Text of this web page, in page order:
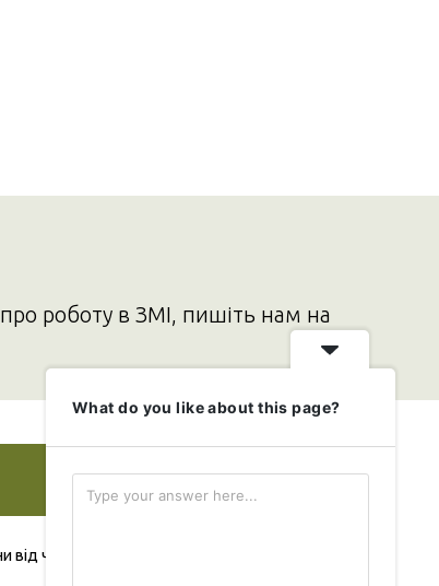
роботу в ЗМІ, пишіть нам на
Додати свою новину
від читача публікуються безкоштовно
What do you like about this page?